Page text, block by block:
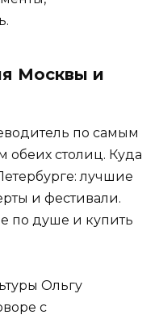
Москвы и
по самым
столиц. Куда
лучшие
и фестивали.
по душе и купить
Ольгу
с